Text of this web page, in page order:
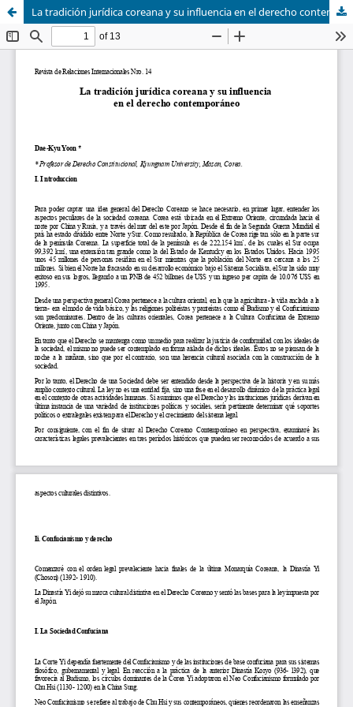
La tradición jurídica coreana y su influencia en el derecho contemporáneo.